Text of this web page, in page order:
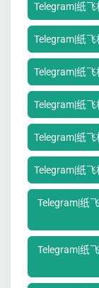
Telegram|纸
Telegram|纸
Telegram|纸飞
Telegram|纸飞
Telegram|纸飞
Telegram|纸
Telegram|纸
Telegram|纸